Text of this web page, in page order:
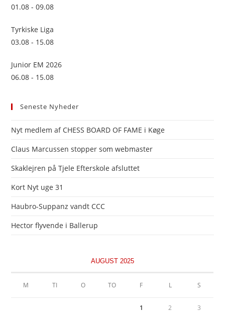
01.08 - 09.08
Tyrkiske Liga
03.08 - 15.08
Junior EM 2026
06.08 - 15.08
Seneste Nyheder
Nyt medlem af CHESS BOARD OF FAME i Køge
Claus Marcussen stopper som webmaster
Skaklejren på Tjele Efterskole afsluttet
Kort Nyt uge 31
Haubro-Suppanz vandt CCC
Hector flyvende i Ballerup
AUGUST 2025
M TI O TO F L S
1 2 3